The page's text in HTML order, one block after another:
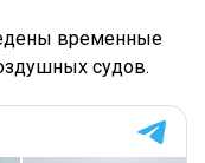
временные
судов.